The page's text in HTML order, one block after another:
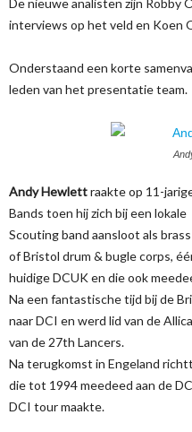
interviews op het veld en Koen
Onderstaand een korte
leden van het presentatie team.
Andy Hewlettraakte op 11-
Bands toen hij zich bij een lokale
Scouting band aansloot als
of Bristol drum & bugle corps,
huidige DCUK en die ook
Na een fantastische tijd bij de
naar DCI en werd lid van de
van de 27th Lancers.
Na terugkomst in Engeland
die tot 1994 meedeed aan de
DCI tour maakte.